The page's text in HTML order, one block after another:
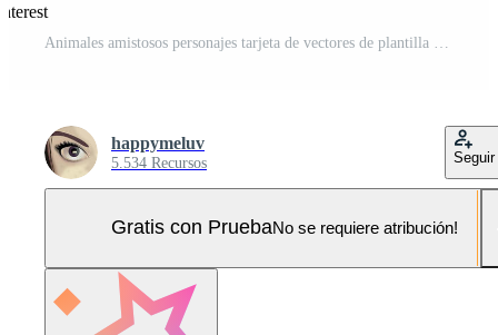
happymeluv
5.534 Recursos Seguir
Gratis con PruebaNo se requiere atribución!